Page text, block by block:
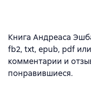
Книга Андреаса
fb2, txt, epub, pdf
комментарии и
понравившиеся.